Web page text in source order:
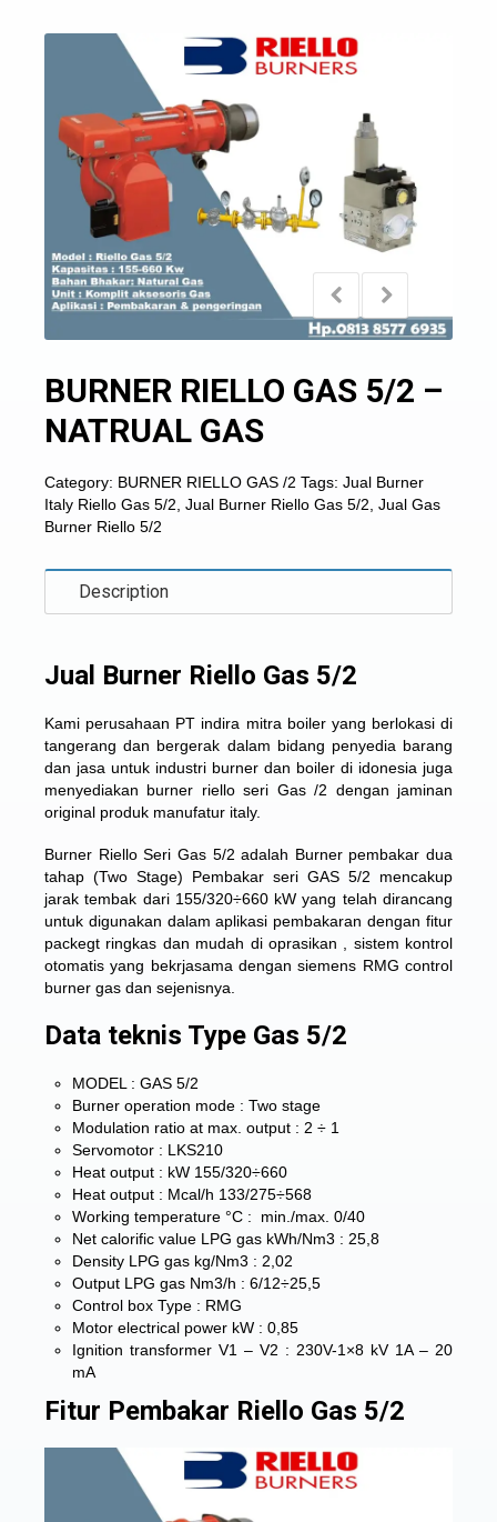
BURNER RIELLO GAS 5/2 –
NATRUAL GAS
Category: BURNER RIELLO GAS /2 Tags: Jual Burner
Italy Riello Gas 5/2 Jual Burner Riello Gas 5/2 Jual Gas
Burner Riello 5/2
Description
Jual Burner Riello Gas 5/2
Kami perusahaan PT indira mitra boiler yang berlokasi di
tangerang dan bergerak dalam bidang penyedia barang
dan jasa untuk industri burner dan boiler di idonesia juga
menyediakan burner riello seri Gas /2 dengan jaminan
original produk manufatur italy.
Burner Riello Seri Gas 5/2 adalah Burner pembakar dua
tahap (Two Stage) Pembakar seri GAS 5/2 mencakup
jarak tembak dari 155/320÷660 kW yang telah dirancang
untuk digunakan dalam aplikasi pembakaran dengan fitur
packegt ringkas dan mudah di oprasikan , sistem kontrol
otomatis yang bekrjasama dengan siemens RMG control
burner gas dan sejenisnya.
Data teknis Type Gas 5/2
MODEL : GAS 5/2
Burner operation mode : Two stage
Modulation ratio at max. output : 2 ÷ 1
Servomotor : LKS210
Heat output : kW 155/320÷660
Heat output : Mcal/h 133/275÷568
Working temperature °C : min./max. 0/40
Net calorific value LPG gas kWh/Nm3 : 25,8
Density LPG gas kg/Nm3 : 2,02
Output LPG gas Nm3/h : 6/12÷25,5
Control box Type : RMG
Motor electrical power kW : 0,85
Ignition transformer V1 – V2 : 230V-1×8 kV 1A – 20
mA
Fitur Pembakar Riello Gas 5/2